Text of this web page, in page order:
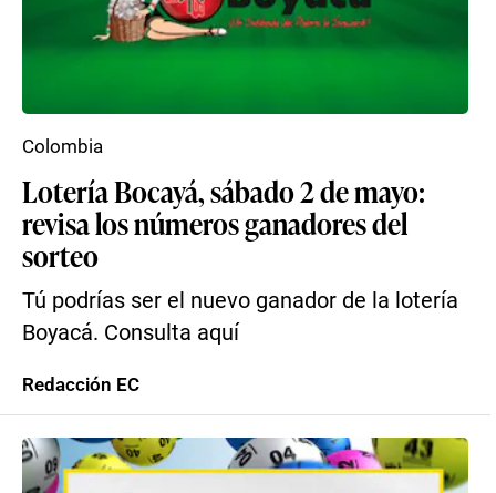
Lotería Bocayá, sábado 2 de mayo:
revisa los números ganadores del
sorteo
Tú podrías ser el nuevo ganador de la lotería
Boyacá. Consulta aquí
Colombia
Redacción EC